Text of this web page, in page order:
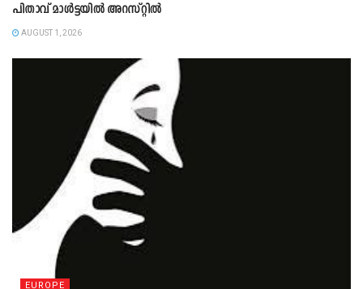
പിതാവ് മാൾട്ടയിൽ അറസ്റ്റിൽ
AUGUST 1, 2026
EUROPE